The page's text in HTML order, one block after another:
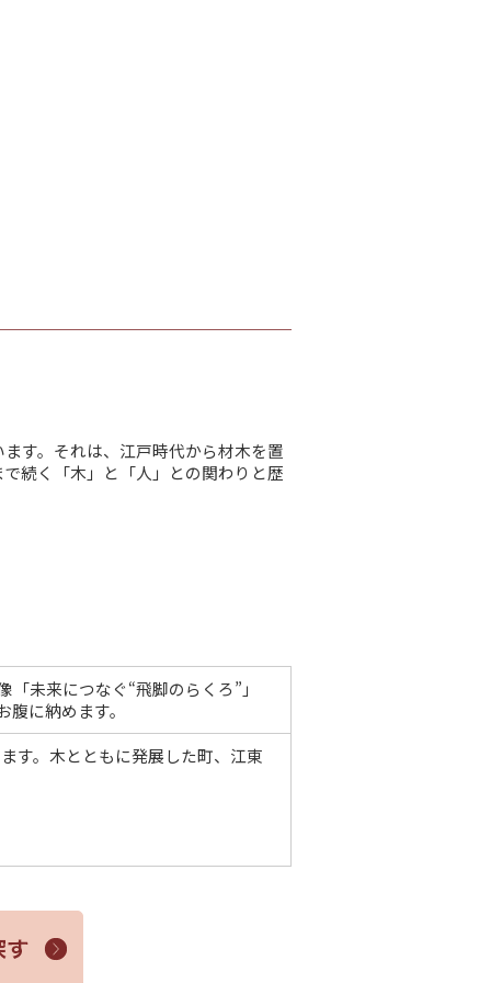
す。それは、江戸時代から材木を置
続く「木」と「人」との関わりと歴
「未来につなぐ“飛脚のらくろ”」
腹に納めます。
す。木とともに発展した町、江東